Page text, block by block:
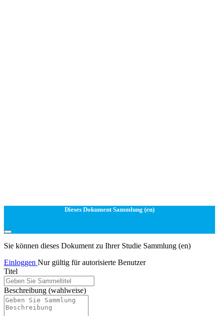
Dieses Dokument Sammlung (en)
Sie können dieses Dokument zu Ihrer Studie Sammlung (en)
Einloggen Nur gültig für autorisierte Benutzer
Titel
Beschreibung (wahlweise)